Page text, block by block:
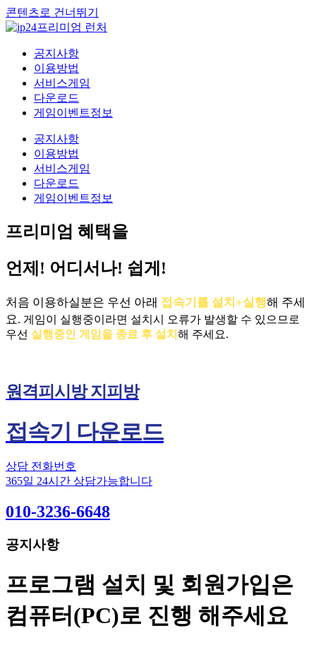
콘텐츠로 건너뛰기
공지사항
이용방법
서비스게임
다운로드
게임이벤트정보
공지사항
이용방법
서비스게임
다운로드
게임이벤트정보
프리미엄 혜택을
언제! 어디서나! 쉽게!
처음 이용하실분은 우선 아래 접속기를 설치+실행해 주세
요. 게임이 실행중이라면 설치시 오류가 발생할 수 있으므로
우선 실행중인 게임을 종료 후 설치 해 주세요.
원격피시방 지피방
접속기 다운로드
상담 전화번호
365일 24시간 상담가능합니다
010-3236-6648
공지사항
프로그램 설치 및 회원가입은
컴퓨터(PC)로 진행 해주세요